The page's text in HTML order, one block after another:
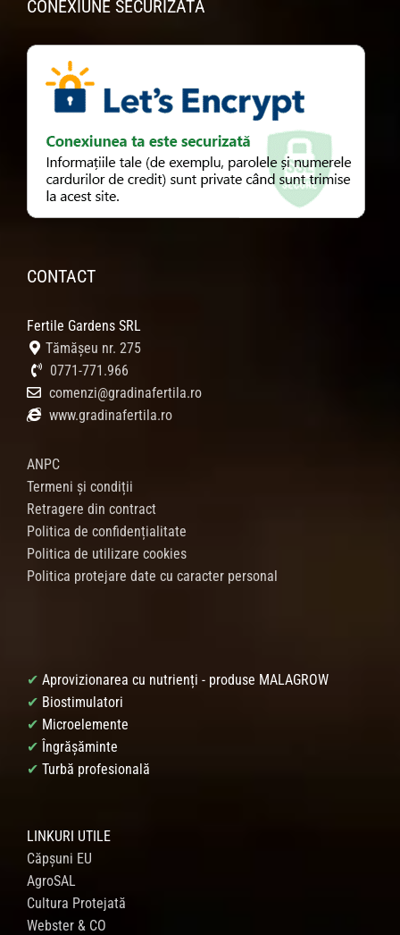
CONEXIUNE SECURIZATĂ
CONTACT
Fertile Gardens SRL
Tămășeu nr. 275
0771-771.966
comenzi@gradinafertila.ro
www.gradinafertila.ro
ANPC
Termeni și condiții
Retragere din contract
Politica de confidențialitate
Politica de utilizare cookies
Politica protejare date cu caracter personal
✔ Aprovizionarea cu nutrienți - produse MALAGROW
✔ Biostimulatori
✔ Microelemente
✔ Îngrășăminte
✔ Turbă profesională
LINKURI UTILE
Căpșuni EU
AgroSAL
Cultura Protejată
Webster & CO